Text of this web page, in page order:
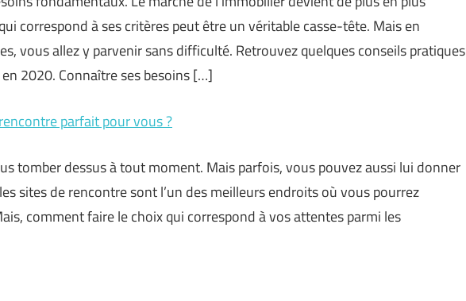
correspond à ses critères peut être un véritable casse-tête. Mais en
vous allez y parvenir sans difficulté. Retrouvez quelques conseils pratiques
2020. Connaître ses besoins […]
parfait pour vous ?
tomber dessus à tout moment. Mais parfois, vous pouvez aussi lui donner
sites de rencontre sont l’un des meilleurs endroits où vous pourrez
comment faire le choix qui correspond à vos attentes parmi les